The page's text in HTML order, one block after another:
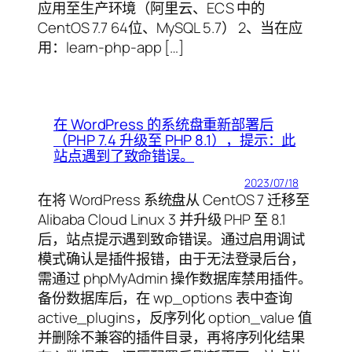
应用至生产环境（阿里云、ECS 中的
CentOS 7.7 64位、MySQL 5.7） 2、当在应
用：learn-php-app […]
在 WordPress 的系统盘重新部署后
（PHP 7.4 升级至 PHP 8.1），提示：此
站点遇到了致命错误。
2023/07/18
在将 WordPress 系统盘从 CentOS 7 迁移至
Alibaba Cloud Linux 3 并升级 PHP 至 8.1
后，站点提示遇到致命错误。通过启用调试
模式确认是插件报错，由于无法登录后台，
需通过 phpMyAdmin 操作数据库禁用插件。
备份数据库后，在 wp_options 表中查询
active_plugins，反序列化 option_value 值
并删除不兼容的插件目录，再将序列化结果